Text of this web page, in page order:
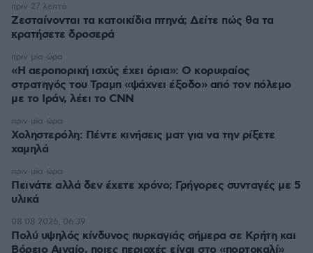
Ζεσταίνονται τα κατοικίδια πτηνά; Δείτε πώς θα τα
κρατήσετε δροσερά
πριν 27 λεπτά
«Η αεροπορική ισχύς έχει όρια»: Ο κορυφαίος
στρατηγός του Τραμπ «ψάχνει έξοδο» από τον πόλεμο
με το Ιράν, λέει το CNN
πριν μία ώρα
Χοληστερόλη: Πέντε κινήσεις ματ για να την ρίξετε
χαμηλά
πριν μία ώρα
Πεινάτε αλλά δεν έχετε χρόνο; Γρήγορες συνταγές με 5
υλικά
πριν μία ώρα
Πολύ υψηλός κίνδυνος πυρκαγιάς σήμερα σε Κρήτη και
Βόρειο Αιγαίο, ποιες περιοχές είναι στο «πορτοκαλί»
08.08.2026, 06:39